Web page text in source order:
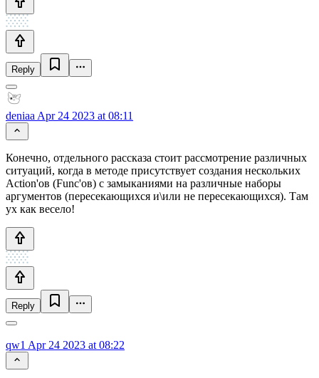
Reply
deniaa Apr 24 2023 at 08:11
Конечно, отдельного рассказа стоит рассмотрение различных
ситуаций, когда в методе присутствует создания нескольких
Action'ов (Func'ов) с замыканиями на различные наборы
аргументов (пересекающихся и\или не пересекающихся). Там
ух как весело!
Reply
qw1 Apr 24 2023 at 08:22